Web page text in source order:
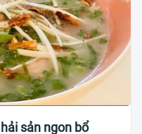
sản ngon bổ